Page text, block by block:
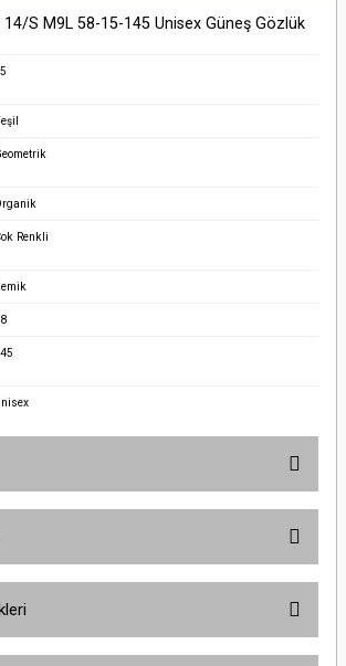
14/S M9L 58-15-145 Unisex Güneş Gözlük
Renkli